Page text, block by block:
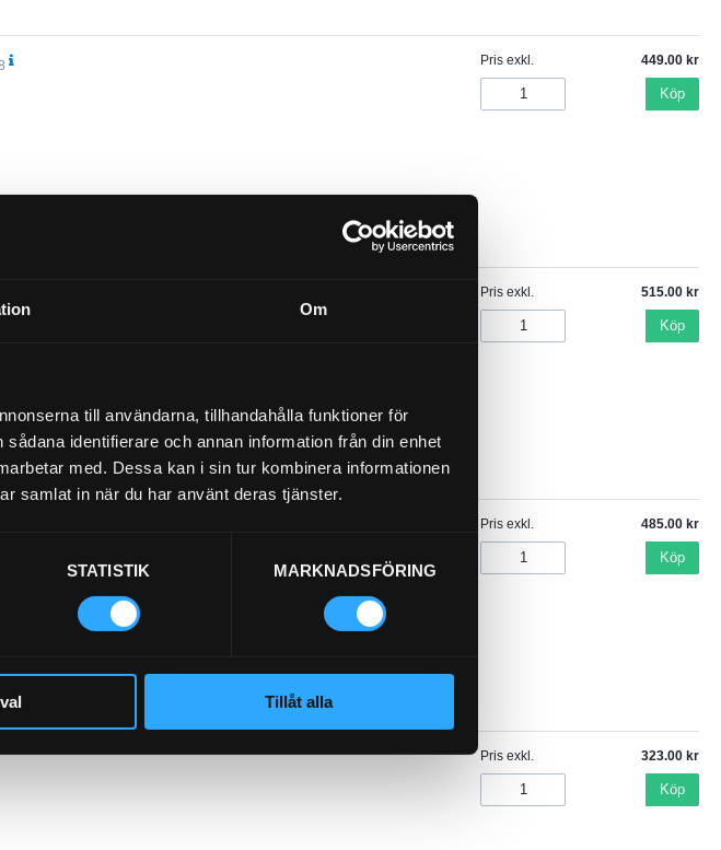
Om
till användarna, tillhandahålla funktioner för
identifierare och annan information från din enhet
med. Dessa kan i sin tur kombinera informationen
samlat in när du har använt deras tjänster.
STATISTIK MARKNADSFÖRING
Tillåt alla
Pris exkl. 449.00
Köp
Pris exkl. 515.00
Köp
Pris exkl. 485.00
Köp
Pris exkl. 323.00
Köp